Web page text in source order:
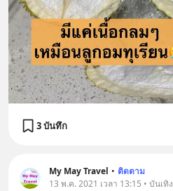
3 บันทึก
My May Travel • ติดตาม
13 พ.ค. 2021 เวลา 13:15 • บันเทิง